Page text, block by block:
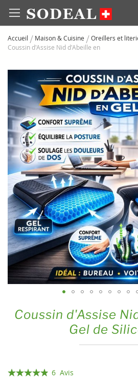
Allez
au
Accueil Maison & Cuisine
Oreillers et
Coussin d'Assise Nid d'Abeille en
to
the
end
of
the
images
gallery
to
the
Coussin d'Assise
Gel de
Évaluation:6 Avis